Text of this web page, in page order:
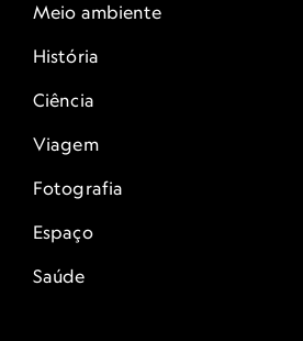
Meio ambiente
História
Ciência
Viagem
Fotografia
Espaço
Saúde